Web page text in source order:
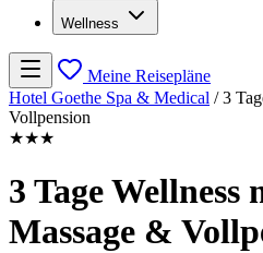
Wellness
Meine Reisepläne
Hotel Goethe Spa & Medical / 3
Vollpension
★★★
3 Tage Wellness
Massage &